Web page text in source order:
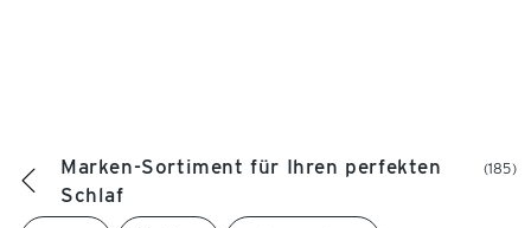
Marken-Sortiment für Ihren perfekten
Schlaf
(185)